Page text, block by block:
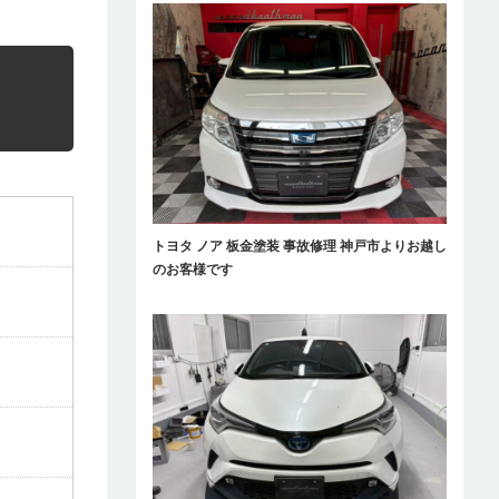
トヨタ ノア 板金塗装 事故修理 神戸市よりお越し
のお客様です